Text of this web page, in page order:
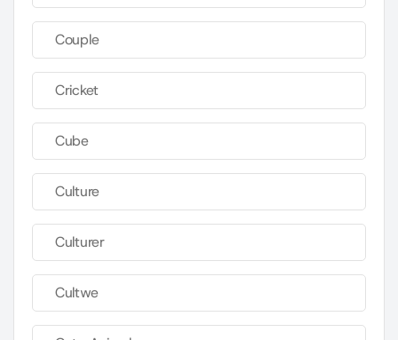
Couple
Cricket
Cube
Culture
Culturer
Cultwe